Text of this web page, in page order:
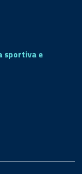
sportiva e